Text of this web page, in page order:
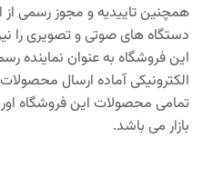
همچنین تاییدیه و مجوز رسمی از
دستگاه های صوتی و تصویری را
این فروشگاه به عنوان نماینده
الکترونیکی آماده ارسال
تمامی محصولات این فروشگاه
بازار می باشد.